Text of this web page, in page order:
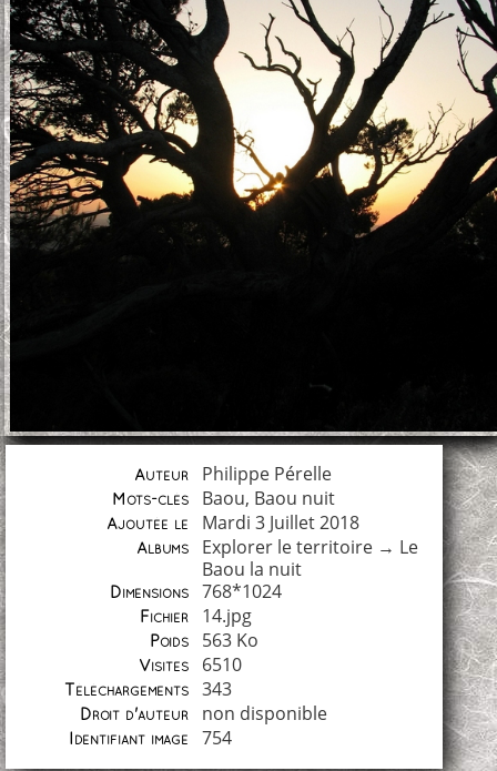
Auteur Philippe Pérelle
Mots-clés Baou, Baou nuit
Ajoutée le Mardi 3 Juillet 2018
Albums Explorer le territoire→ Le
Baou la nuit
Dimensions 768*1024
Fichier 14.jpg
Poids 563 Ko
Visites 6510
Téléchargements 343
Droit d'auteur non disponible
Identifiant image 754